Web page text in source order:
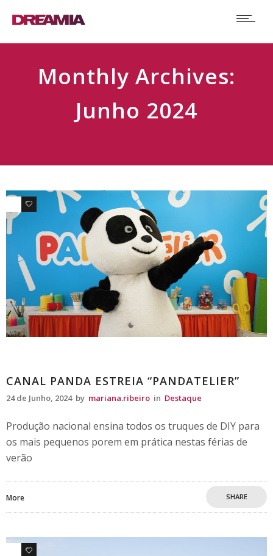
Monthly Archives:
Junho 2024
1
CANAL PANDA ESTREIA “PANDATELIER”
24 de Junho, 2024 by mariana.ribeiro in Destaque
Produção nacional ensina todos os truques de DIY para
os mais pequenos porem em prática nestas férias de
verão
More SHARE
0